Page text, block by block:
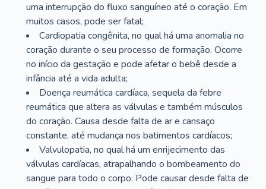
uma interrupção do fluxo sanguíneo até o coração. Em
muitos casos, pode ser fatal;
Cardiopatia congênita, no qual há uma anomalia no
coração durante o seu processo de formação. Ocorre
no início da gestação e pode afetar o bebê desde a
infância até a vida adulta;
Doença reumática cardíaca, sequela da febre
reumática que altera as válvulas e também músculos
do coração. Causa desde falta de ar e cansaço
constante, até mudança nos batimentos cardíacos;
Valvulopatia, no qual há um enrijecimento das
válvulas cardíacas, atrapalhando o bombeamento do
sangue para todo o corpo. Pode causar desde falta de